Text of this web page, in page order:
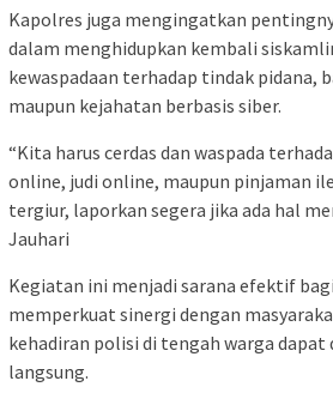
Kapolres juga mengingatkan
dalam menghidupkan kembali
kewaspadaan terhadap tindak pidana,
maupun kejahatan berbasis siber.
“Kita harus cerdas dan waspada
online, judi online, maupun pinjaman
tergiur, laporkan segera jika ada hal
Jauhari
Kegiatan ini menjadi sarana efektif
memperkuat sinergi dengan
kehadiran polisi di tengah warga dapat
langsung.